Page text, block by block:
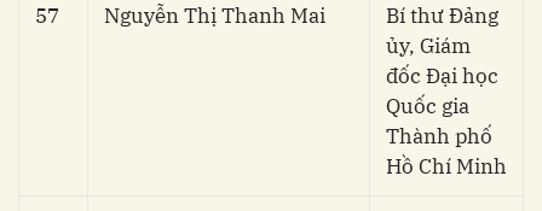
57 Nguyễn Thị Thanh Mai
Bí thư Đảng
ủy, Giám
đốc Đại học
Quốc gia
Thành phố
Hồ Chí Minh